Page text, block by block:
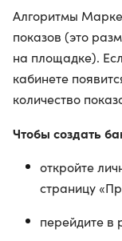
Алгоритмы
показов (это
на площадке).
кабинете
количество
Чтобы создать
откройте
страницу
перейдите в